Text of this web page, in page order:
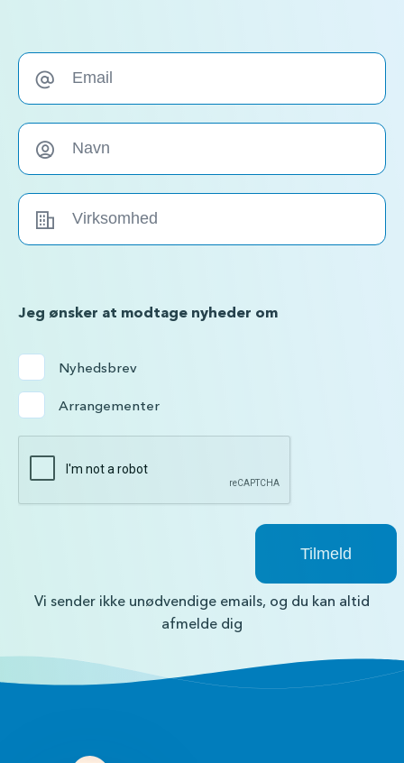
Jeg ønsker at modtage nyheder om
Nyhedsbrev
Arrangementer
Vi sender ikke unødvendige emails, og du kan altid
afmelde dig